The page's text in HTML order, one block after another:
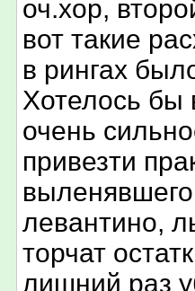
оч.хор,
вот такие
в рингах
Хотелось бы
очень
привезти
левантино,
торчат
лишний раз